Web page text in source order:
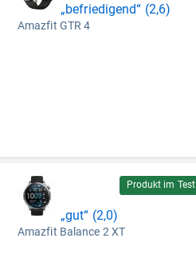
„befriedigend“ (2,6)
Amazfit GTR 4
Produkt im Test
„gut“ (2,0)
Amazfit Balance 2 XT